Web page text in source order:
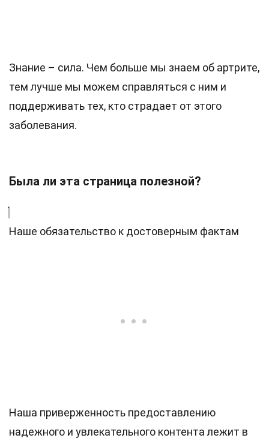
Знание – сила. Чем больше мы знаем об артрите,
тем лучше мы можем справляться с ним и
поддерживать тех, кто страдает от этого
заболевания.
Была ли эта страница полезной?
Наше обязательство к достоверным фактам
Наша приверженность предоставлению
надежного и увлекательного контента лежит в